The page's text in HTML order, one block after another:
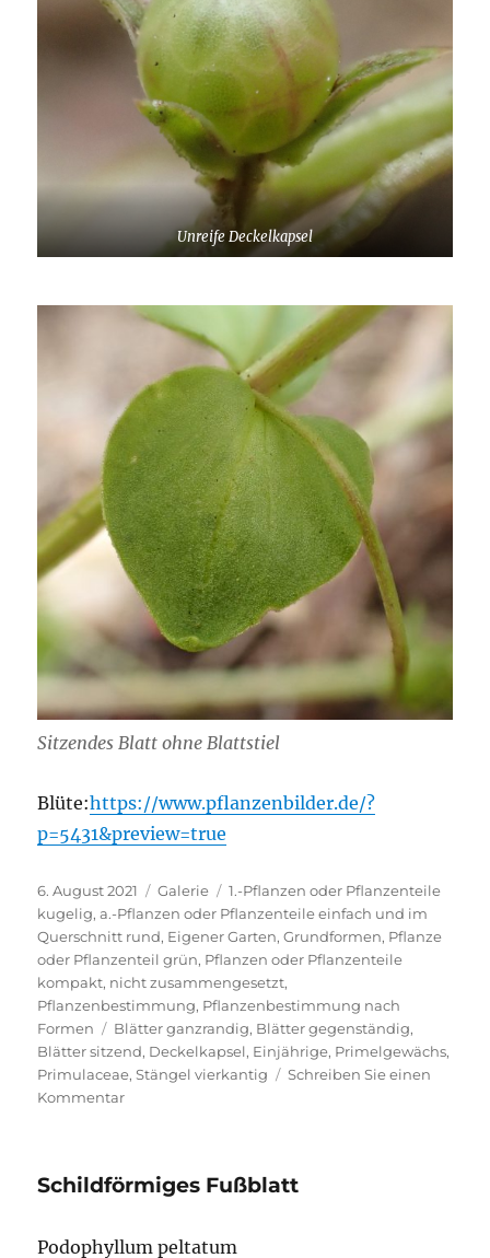
Unreife Deckelkapsel
Sitzendes Blatt ohne Blattstiel
Blüte:https://www.pflanzenbilder.de/?
p=5431&preview=true
Veröffentlicht
am
6. August 2021 Format
Galerie Kategorien
1.-Pflanzen oder Pflanzenteile
kugelig,a.-Pflanzen oder Pflanzenteile einfach und im
Querschnitt rund, Eigener Garten,Grundformen, Pflanze
oder Pflanzenteil grün, Pflanzen oder Pflanzenteile
kompakt, nicht zusammengesetzt,
Pflanzenbestimmung, Pflanzenbestimmung nach
Formen
Schlagwörter
Blätter ganzrandig, Blätter gegenständig,
Blätter sitzend, Deckelkapsel, Einjährige, Primelgewächs,
Primulaceae,Stängel vierkantig
Schreiben Sie einen
Kommentarzu
Schildförmiges Fußblatt
Podophyllum peltatum